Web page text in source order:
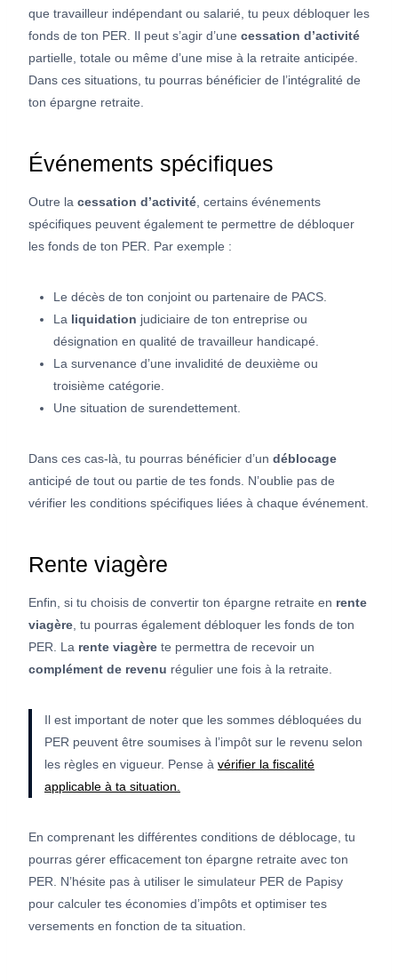
que travailleur indépendant ou salarié, tu peux débloquer les
fonds de ton PER. Il peut s’agir d’une cessation d’activité
partielle, totale ou même d’une mise à la retraite anticipée.
Dans ces situations, tu pourras bénéficier de l’intégralité de
ton épargne retraite.
Événements spécifiques
Outre la cessation d’activité , certains événements
spécifiques peuvent également te permettre de débloquer
les fonds de ton PER. Par exemple :
Le décès de ton conjoint ou partenaire de PACS.
La liquidation judiciaire de ton entreprise ou
désignation en qualité de travailleur handicapé.
La survenance d’une invalidité de deuxième ou
troisième catégorie.
Une situation de surendettement.
Dans ces cas-là, tu pourras bénéficier d’un déblocage
anticipé de tout ou partie de tes fonds. N’oublie pas de
vérifier les conditions spécifiques liées à chaque événement.
Rente viagère
Enfin, si tu choisis de convertir ton épargne retraite en rente
viagère , tu pourras également débloquer les fonds de ton
PER. La rente viagère te permettra de recevoir un
complément de revenu régulier une fois à la retraite.
Il est important de noter que les sommes débloquées du
PER peuvent être soumises à l’impôt sur le revenu selon
les règles en vigueur. Pense à vérifier la fiscalité
applicable à ta situation.
En comprenant les différentes conditions de déblocage, tu
pourras gérer efficacement ton épargne retraite avec ton
PER. N’hésite pas à utiliser le simulateur PER de Papisy
pour calculer tes économies d’impôts et optimiser tes
versements en fonction de ta situation.